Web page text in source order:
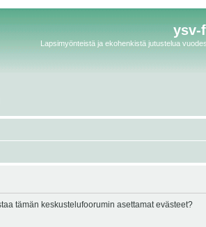
ysv-
Lapsimyönteistä ja ekohenkistä jutustelua
tämän keskustelufoorumin asettamat evästeet?